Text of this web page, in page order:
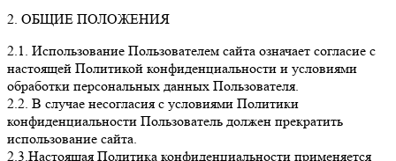
2. ОБЩИЕ ПОЛОЖЕНИЯ
2.1. Использование Пользователем сайта означает согласие с
настоящей Политикой конфиденциальности и условиями
обработки персональных данных Пользователя.
2.2. В случае несогласия с условиями Политики
конфиденциальности Пользователь должен прекратить
использование сайта.
2.3.Настоящая Политика конфиденциальности применяется